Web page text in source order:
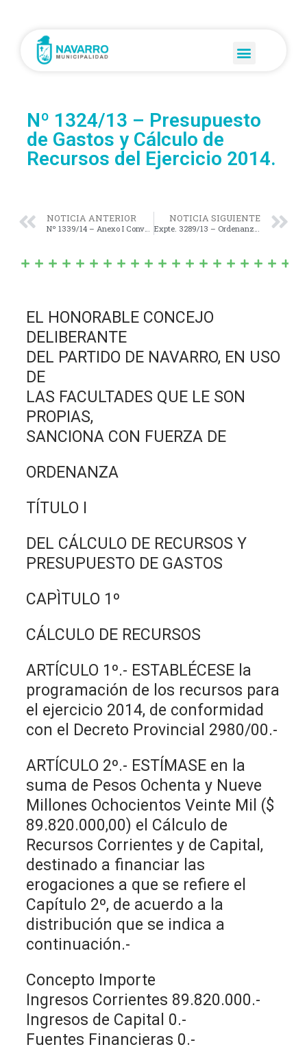
Nº 1324/13 – Presupuesto
de Gastos y Cálculo de
Recursos del Ejercicio 2014.
NOTICIA ANTERIOR
Nº 1339/14 – Anexo I Convenio Marco de Colaboración con la Fiscalía General, Departamental Mercedes.
NOTICIA SIGUIENTE
Expte. 3289/13 – Ordenanza Preparatoria de la Modificación a la Ordenanza Fiscal Vigente.
EL HONORABLE CONCEJO
DELIBERANTE
DEL PARTIDO DE NAVARRO, EN USO
DE
LAS FACULTADES QUE LE SON
PROPIAS,
SANCIONA CON FUERZA DE
ORDENANZA
TÍTULO I
DEL CÁLCULO DE RECURSOS Y
PRESUPUESTO DE GASTOS
CAPÌTULO 1º
CÁLCULO DE RECURSOS
ARTÍCULO 1º.- ESTABLÉCESE la
programación de los recursos para
el ejercicio 2014, de conformidad
con el Decreto Provincial 2980/00.-
ARTÍCULO 2º.- ESTÍMASE en la
suma de Pesos Ochenta y Nueve
Millones Ochocientos Veinte Mil ($
89.820.000,00) el Cálculo de
Recursos Corrientes y de Capital,
destinado a financiar las
erogaciones a que se refiere el
Capítulo 2º, de acuerdo a la
distribución que se indica a
continuación.-
Concepto Importe
Ingresos Corrientes 89.820.000.-
Ingresos de Capital 0.-
Fuentes Financieras 0.-